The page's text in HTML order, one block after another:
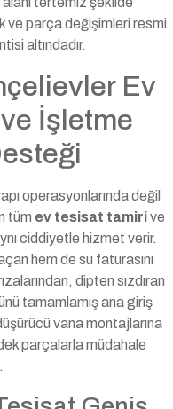
ve parça değişimleri resmi
altındadır.
Ev
İşletme
operasyonlarında değil
tüm ev tesisat tamirive
ciddiyetle hizmet verir.
hem de su faturasını
dipten sızdıran
tamamlamış ana giriş
vana montajlarına
parçalarla müdahale